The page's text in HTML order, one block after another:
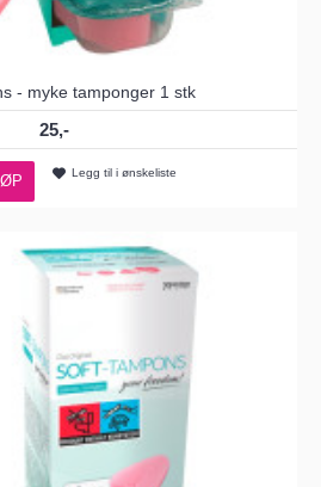
- myke tamponger 1 stk
25,-
Legg til i ønskeliste